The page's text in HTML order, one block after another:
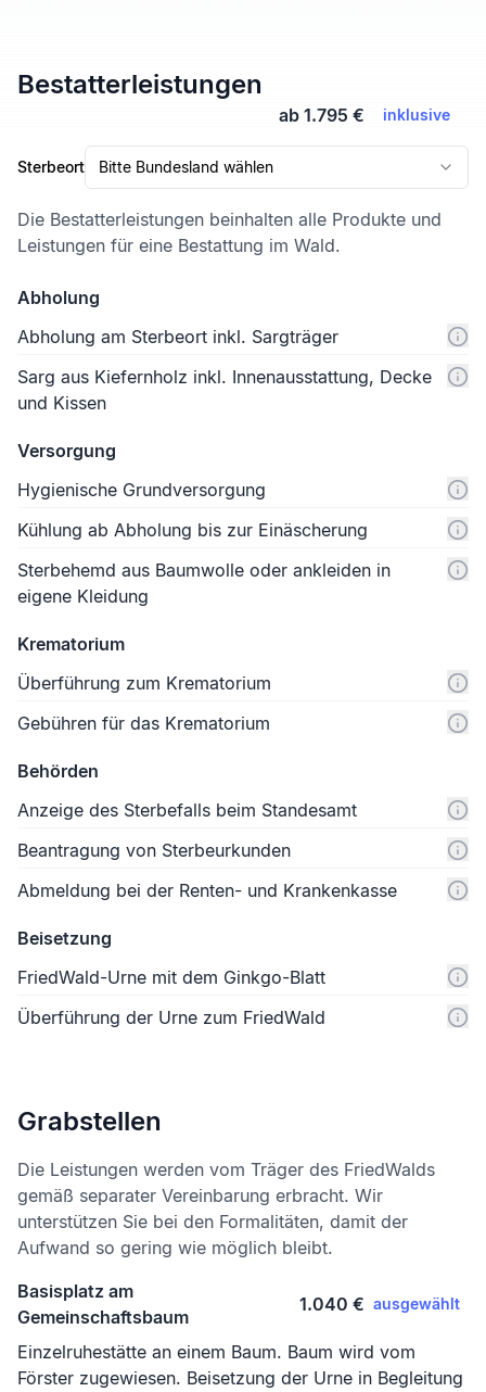
Bestatterleistungen
ab 1.795 € inklusive
Sterbeort Bitte Bundesland wählen
Die Bestatterleistungen beinhalten alle Produkte und
Leistungen für eine Bestattung im Wald.
Abholung
Abholung am Sterbeort inkl. Sargträger
Sarg aus Kiefernholz inkl. Innenausstattung, Decke
und Kissen
Versorgung
Hygienische Grundversorgung
Kühlung ab Abholung bis zur Einäscherung
Sterbehemd aus Baumwolle oder ankleiden in
eigene Kleidung
Krematorium
Überführung zum Krematorium
Gebühren für das Krematorium
Behörden
Anzeige des Sterbefalls beim Standesamt
Beantragung von Sterbeurkunden
Abmeldung bei der Renten- und Krankenkasse
Beisetzung
FriedWald-Urne mit dem Ginkgo-Blatt
Überführung der Urne zum FriedWald
Grabstellen
Die Leistungen werden vom Träger des FriedWalds
gemäß separater Vereinbarung erbracht. Wir
unterstützen Sie bei den Formalitäten, damit der
Aufwand so gering wie möglich bleibt.
Basisplatz am
Gemeinschaftsbaum
1.040 € ausgewählt
Einzelruhestätte an einem Baum. Baum wird vom
Förster zugewiesen. Beisetzung der Urne in Begleitung